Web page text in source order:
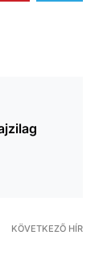
KÖVETKEZŐ HÍR